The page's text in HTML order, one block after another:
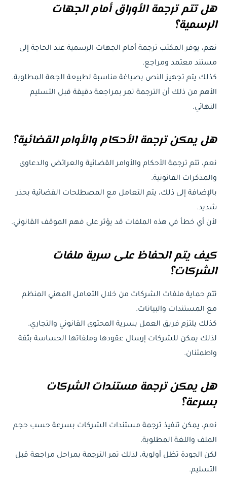
هل تتم ترجمة الأوراق أمام الجهات
الرسمية؟
نعم، يوفر المكتب ترجمة أمام الجهات الرسمية عند الحاجة إلى
مستند معتمد ومراجع.
كذلك يتم تجهيز النص بصياغة مناسبة لطبيعة الجهة المطلوبة.
الأهم من ذلك أن الترجمة تمر بمراجعة دقيقة قبل التسليم
النهائي.
هل يمكن ترجمة الأحكام والأوامر القضائية؟
نعم، تتم ترجمة الأحكام والأوامر القضائية والعرائض والدعاوى
والمذكرات القانونية.
بالإضافة إلى ذلك، يتم التعامل مع المصطلحات القضائية بحذر
شديد.
لأن أي خطأ في هذه الملفات قد يؤثر على فهم الموقف القانوني.
كيف يتم الحفاظ على سرية ملفات
الشركات؟
تتم حماية ملفات الشركات من خلال التعامل المهني المنظم
مع المستندات والبيانات.
كذلك يلتزم فريق العمل بسرية المحتوى القانوني والتجاري.
لذلك يمكن للشركات إرسال عقودها وملفاتها الحساسة بثقة
واطمئنان.
هل يمكن ترجمة مستندات الشركات
بسرعة؟
نعم، يمكن تنفيذ ترجمة مستندات الشركات بسرعة حسب حجم
الملف واللغة المطلوبة.
لكن الجودة تظل أولوية، لذلك تمر الترجمة بمراحل مراجعة قبل
التسليم.